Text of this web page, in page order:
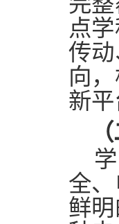
点
传
向
新
全
鲜